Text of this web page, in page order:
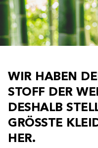
WIR HABEN DE
STOFF DER WE
DESHALB STEL
GRÖSSTE KLEI
HER.